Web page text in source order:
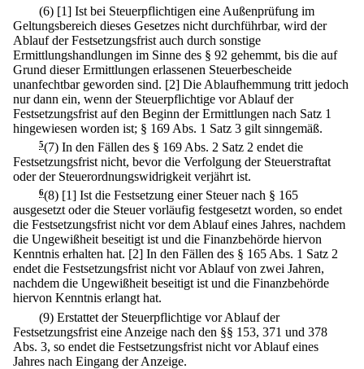
(6) [1] Ist bei Steuerpflichtigen eine Außenprüfung im
Geltungsbereich dieses Gesetzes nicht durchführbar, wird der
Ablauf der Festsetzungsfrist auch durch sonstige
Ermittlungshandlungen im Sinne des § 92 gehemmt, bis die auf
Grund dieser Ermittlungen erlassenen Steuerbescheide
unanfechtbar geworden sind. [2] Die Ablaufhemmung tritt jedoch
nur dann ein, wenn der Steuerpflichtige vor Ablauf der
Festsetzungsfrist auf den Beginn der Ermittlungen nach Satz 1
hingewiesen worden ist; § 169 Abs. 1 Satz 3 gilt sinngemäß.
5(7) In den Fällen des § 169 Abs. 2 Satz 2 endet die
Festsetzungsfrist nicht, bevor die Verfolgung der Steuerstraftat
oder der Steuerordnungswidrigkeit verjährt ist.
6(8) [1] Ist die Festsetzung einer Steuer nach § 165
ausgesetzt oder die Steuer vorläufig festgesetzt worden, so endet
die Festsetzungsfrist nicht vor dem Ablauf eines Jahres, nachdem
die Ungewißheit beseitigt ist und die Finanzbehörde hiervon
Kenntnis erhalten hat. [2] In den Fällen des § 165 Abs. 1 Satz 2
endet die Festsetzungsfrist nicht vor Ablauf von zwei Jahren,
nachdem die Ungewißheit beseitigt ist und die Finanzbehörde
hiervon Kenntnis erlangt hat.
(9) Erstattet der Steuerpflichtige vor Ablauf der
Festsetzungsfrist eine Anzeige nach den §§ 153, 371 und 378
Abs. 3, so endet die Festsetzungsfrist nicht vor Ablauf eines
Jahres nach Eingang der Anzeige.